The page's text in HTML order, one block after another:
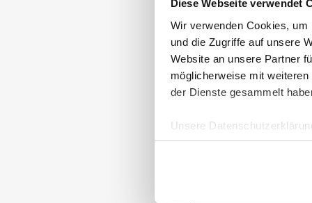
Diese Webseite verwendet
Wir verwenden Cookies,
und die Zugriffe auf unsere
Website an unsere Partner
möglicherweise mit
der Dienste gesammelt
Unsere
Deutschland befragt,
am meisten?“
Testsieger in der
Rang ist das Portal
am Seitenanfang –
Detaillierte